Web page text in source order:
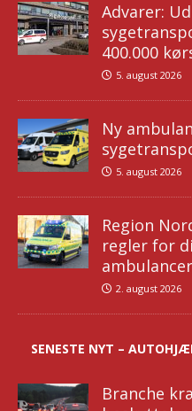
Advarer:
400.000
5. august 2026
Ny
5. august 2026
Region
regler for
2. august 2026
SENESTE NYT –
Branche